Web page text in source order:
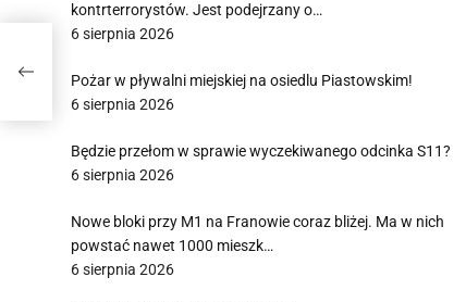
kontrterrorystów. Jest podejrzany o…
6 sierpnia 2026
Pożar w pływalni miejskiej na osiedlu Piastowskim!
6 sierpnia 2026
Będzie przełom w sprawie wyczekiwanego odcinka S11?
6 sierpnia 2026
Nowe bloki przy M1 na Franowie coraz bliżej. Ma w nich
powstać nawet 1000 mieszk…
6 sierpnia 2026